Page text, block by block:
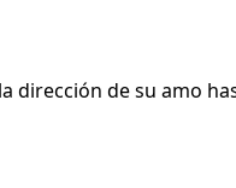
dirección de su amo
No podemos